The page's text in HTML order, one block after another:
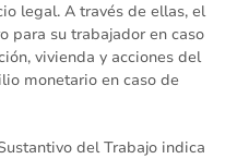
legal. A través de ellas, el
para su trabajador en caso
vivienda y acciones del
monetario en caso de
del Trabajo indica